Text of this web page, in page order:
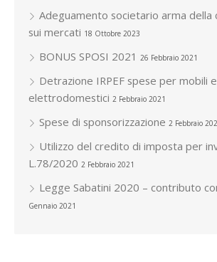
Adeguamento societario arma della
sui mercati 18 Ottobre 2023
BONUS SPOSI 2021 26 Febbraio 2021
Detrazione IRPEF spese per mobili
elettrodomestici 2 Febbraio 2021
Spese di sponsorizzazione 2 Febbraio
Utilizzo del credito di imposta per
L.78/2020 2 Febbraio 2021
Legge Sabatini 2020 – contributo
Gennaio 2021